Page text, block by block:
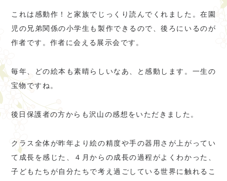
これは感動作！と家族でじっくり読んでくれました。在園
児の兄弟関係の小学生も製作できるので、後ろにいるのが
作者です。作者に会える展示会です。
毎年、どの絵本も素晴らしいなあ、と感動します。一生の
宝物ですね。
後日保護者の方からも沢山の感想をいただきました。
クラス全体が昨年より絵の精度や手の器用さが上がってい
て成長を感じた、４月からの成長の過程がよくわかった、
子どもたちが自分たちで考え過ごしている世界に触れるこ